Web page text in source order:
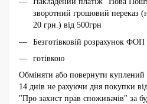
зворотний грошовий переказ
20 грн.) від 500грн
Безготівковій розрахунок ФОП
готівкою
Обміняти або повернути
14 днів не рахуючи дня покупки
"Про захист прав споживачів" за